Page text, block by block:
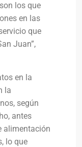
los que
en las
que
Juan”,
en la
la
según
antes
alimentación
lo que